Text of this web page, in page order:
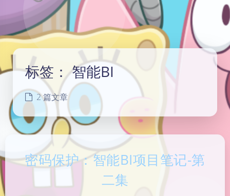
标签：智能BI
2 篇文章
密码保护：智能BI项目笔记-第
二集